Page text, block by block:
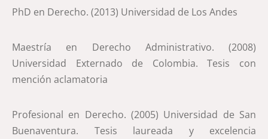
PhD en Derecho. (2013) Universidad de Los Andes
Maestría en Derecho Administrativo. (2008)
Universidad Externado de Colombia. Tesis con
mención aclamatoria
Profesional en Derecho. (2005) Universidad de San
Buenaventura. Tesis laureada y excelencia